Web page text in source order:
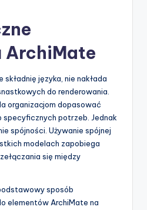
ArchiMate
języka, nie nakłada
do renderowania.
organizacjom dopasować
specyficznych potrzeb. Jednak
spójności. Używanie spójnej
modelach zapobiega
się między
sposób
elementów ArchiMate na